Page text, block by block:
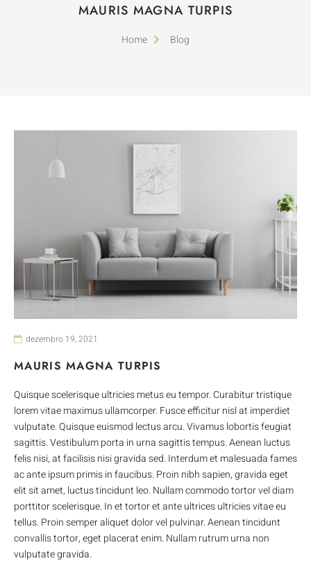
MAURIS MAGNA TURPIS
Home Blog
dezembro 19, 2021
MAURIS MAGNA TURPIS
Quisque scelerisque ultricies metus eu tempor. Curabitur tristique
lorem vitae maximus ullamcorper. Fusce efficitur nisl at imperdiet
vulputate. Quisque euismod lectus arcu. Vivamus lobortis feugiat
sagittis. Vestibulum porta in urna sagittis tempus. Aenean luctus
felis nisi, at facilisis nisi gravida sed. Interdum et malesuada fames
ac ante ipsum primis in faucibus. Proin nibh sapien, gravida eget
elit sit amet, luctus tincidunt leo. Nullam commodo tortor vel diam
porttitor scelerisque. In et tortor et ante ultrices ultricies vitae eu
tellus. Proin semper aliquet dolor vel pulvinar. Aenean tincidunt
convallis tortor, eget placerat enim. Nullam rutrum urna non
vulputate gravida.